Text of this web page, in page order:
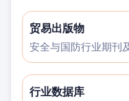
贸易出版物
安全与国防行业期刊
行业数据库